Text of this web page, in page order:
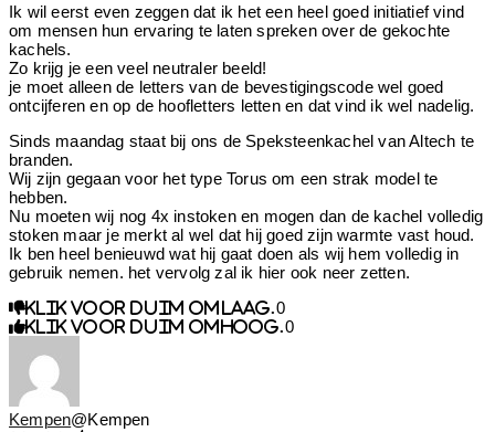
Ik wil eerst even zeggen dat ik het een heel goed initiatief vind
om mensen hun ervaring te laten spreken over de gekochte
kachels.
Zo krijg je een veel neutraler beeld!
je moet alleen de letters van de bevestigingscode wel goed
ontcijferen en op de hoofletters letten en dat vind ik wel nadelig.
Sinds maandag staat bij ons de Speksteenkachel van Altech te
branden.
Wij zijn gegaan voor het type Torus om een strak model te
hebben.
Nu moeten wij nog 4x instoken en mogen dan de kachel volledig
stoken maar je merkt al wel dat hij goed zijn warmte vast houd.
Ik ben heel benieuwd wat hij gaat doen als wij hem volledig in
gebruik nemen. het vervolg zal ik hier ook neer zetten.
Klik voor duim omlaag. 0
Klik voor duim omhoog. 0
Kempen@Kempen